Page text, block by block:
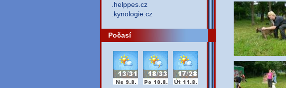
.helppes.cz
.kynologie.cz
Počasí